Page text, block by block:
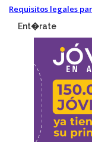
Requisitos legales
Ent�rate